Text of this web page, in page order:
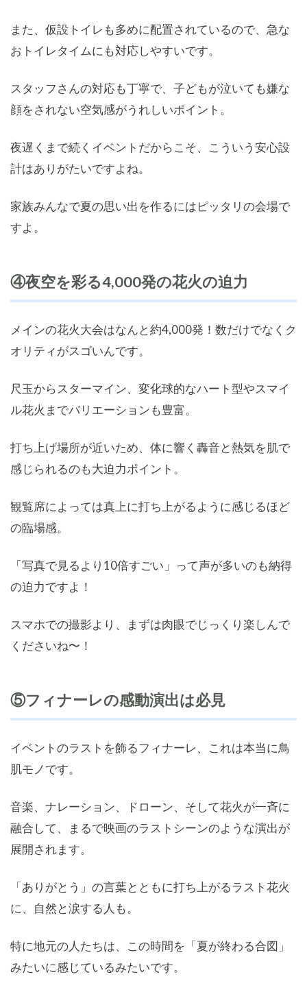
また、仮設トイレも多めに配置されているので、急な
おトイレタイムにも対応しやすいです。
スタッフさんの対応も丁寧で、子どもが泣いても嫌な
顔をされない空気感がうれしいポイント。
夜遅くまで続くイベントだからこそ、こういう安心設
計はありがたいですよね。
家族みんなで夏の思い出を作るにはピッタリの会場で
すよ。
④夜空を彩る4,000発の花火の迫力
メインの花火大会はなんと約4,000発！数だけでなくク
オリティがスゴいんです。
尺玉からスターマイン、変化球的なハート型やスマイ
ル花火までバリエーションも豊富。
打ち上げ場所が近いため、体に響く轟音と熱気を肌で
感じられるのも大迫力ポイント。
観覧席によっては真上に打ち上がるように感じるほど
の臨場感。
「写真で見るより10倍すごい」って声が多いのも納得
の迫力ですよ！
スマホでの撮影より、まずは肉眼でじっくり楽しんで
くださいね〜！
⑤フィナーレの感動演出は必見
イベントのラストを飾るフィナーレ、これは本当に鳥
肌モノです。
音楽、ナレーション、ドローン、そして花火が一斉に
融合して、まるで映画のラストシーンのような演出が
展開されます。
「ありがとう」の言葉とともに打ち上がるラスト花火
に、自然と涙する人も。
特に地元の人たちは、この時間を「夏が終わる合図」
みたいに感じているみたいです。